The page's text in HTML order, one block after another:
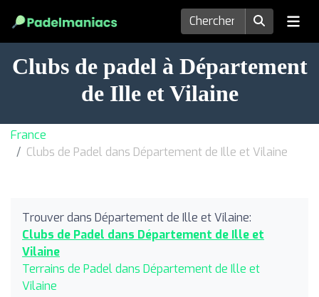
Clubs de padel à Département
de Ille et Vilaine
France
Clubs de Padel dans Département de Ille et Vilaine
Trouver dans Département de Ille et Vilaine:
Clubs de Padel dans Département de Ille et
Vilaine
Terrains de Padel dans Département de Ille et
Vilaine